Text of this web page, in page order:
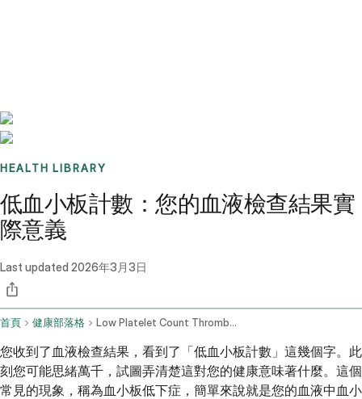
HEALTH LIBRARY
低血小板計數：您的血液檢查結果實
際意義
Last updated 2026年3月3日
首頁 健康部落格 Low Platelet Count Thrombocytopenia Understanding Blood Test Results
您收到了血液檢查結果，看到了「低血小板計數」這幾個字。此
刻您可能思緒萬千，試圖弄清楚這對您的健康意味著什麼。這個
常見的現象，稱為血小板低下症，簡單來說就是您的血液中血小